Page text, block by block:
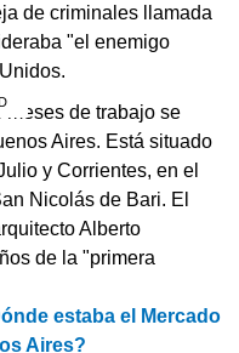
de criminales llamada
"el enemigo
meses de trabajo se
Aires. Está situado
y Corrientes, en el
Nicolás de Bari. El
Alberto
de la "primera
estaba el Mercado
Aires?